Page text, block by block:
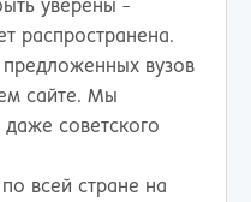
уверены -
распространена.
вузов
сайте. Мы
советского
всей стране на